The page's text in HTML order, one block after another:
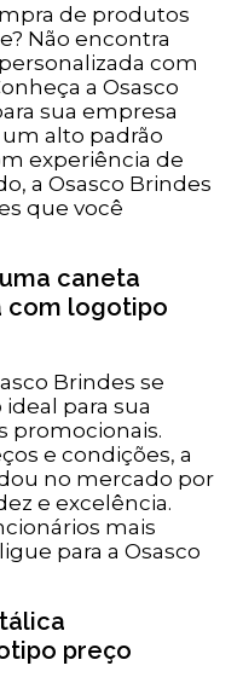
de produtos
Não encontra
com
a Osasco
sua empresa
alto padrão
experiência de
a Osasco Brindes
que você
caneta
com logotipo
Brindes se
para sua
promocionais.
e condições, a
no mercado por
e excelência.
mais
para a Osasco
preço